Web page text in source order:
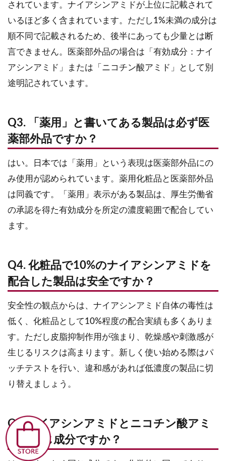
されています。ナイアシンアミドが上位に記載されて
いるほど多く含まれています。ただし1%未満の成分は
順不同で記載されるため、後半にあっても少量とは断
言できません。医薬部外品の場合は「有効成分：ナイ
アシンアミド」または「ニコチン酸アミド」として別
途明記されています。
Q3. 「薬用」と書いてある製品は必ず医
薬部外品ですか？
はい。日本では「薬用」という表現は医薬部外品にの
み使用が認められています。薬用化粧品と医薬部外品
は同義です。「薬用」表示がある製品は、厚生労働省
の承認を得た有効成分を所定の濃度範囲で配合してい
ます。
Q4. 化粧品で10%のナイアシンアミドを
配合した製品は安全ですか？
安全性の観点からは、ナイアシンアミド自体の毒性は
低く、化粧品として10%程度の配合実績も多くありま
す。ただし皮脂抑制作用が強まり、乾燥感や刺激感が
生じるリスクは高まります。新しく使い始める際はパ
ッチテストを行い、違和感があれば低濃度の製品に切
り替えましょう。
Q5.ナイアシンアミドとニコチン酸アミ
ドは同じ成分ですか？